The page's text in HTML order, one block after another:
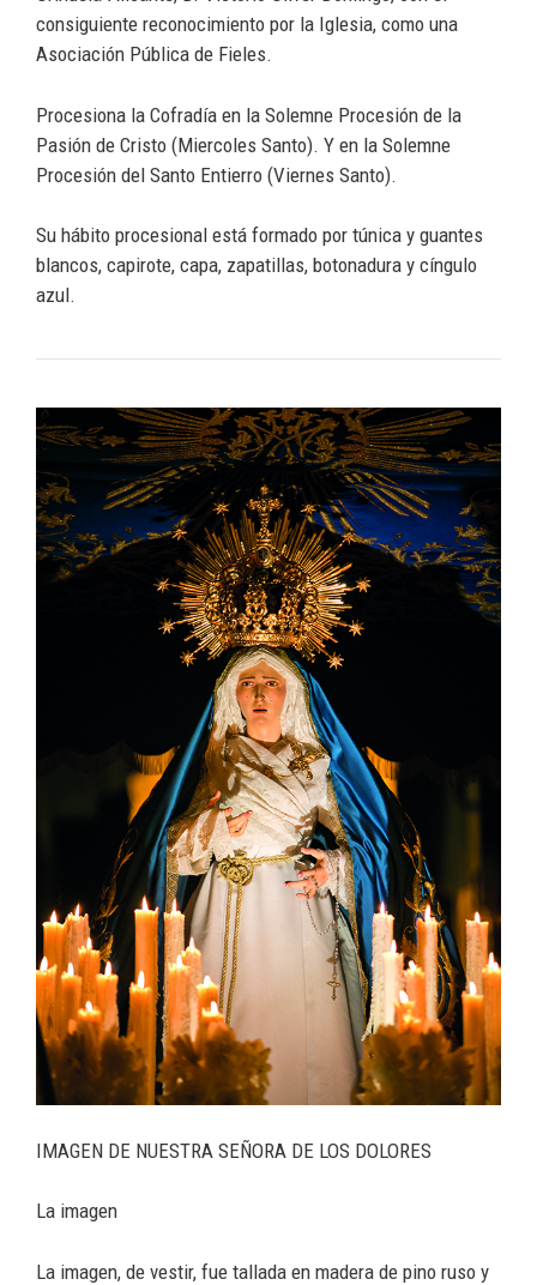
consiguiente reconocimiento por la Iglesia, como una
Asociación Pública de Fieles.
Procesiona la Cofradía en la Solemne Procesión de la
Pasión de Cristo (Miercoles Santo). Y en la Solemne
Procesión del Santo Entierro (Viernes Santo).
Su hábito procesional está formado por túnica y guantes
blancos, capirote, capa, zapatillas, botonadura y cíngulo
azul.
IMAGEN DE NUESTRA SEÑORA DE LOS DOLORES
La imagen
La imagen, de vestir, fue tallada en madera de pino ruso y